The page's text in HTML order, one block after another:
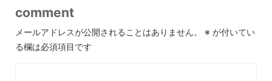
comment
メールアドレスが公開されることはありません。 ※ が付いてい
る欄は必須項目です